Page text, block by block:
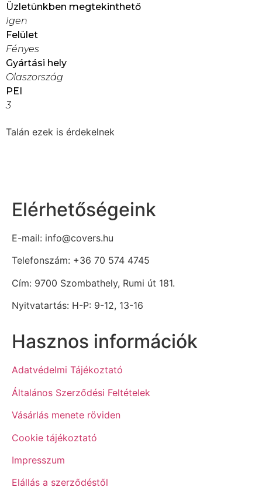
Üzletünkben megtekinthető
Igen
Felület
Fényes
Gyártási hely
Olaszország
PEI
3
Talán ezek is érdekelnek
Elérhetőségeink
E-mail: info@covers.hu
Telefonszám: +36 70 574 4745
Cím: 9700 Szombathely, Rumi út 181.
Nyitvatartás: H-P: 9-12, 13-16
Hasznos információk
Adatvédelmi Tájékoztató
Általános Szerződési Feltételek
Vásárlás menete röviden
Cookie tájékoztató
Impresszum
Elállás a szerződéstől